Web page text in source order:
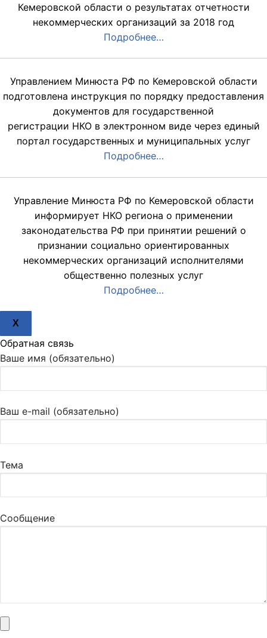
Кемеровской области о результатах отчетности
некоммерческих организаций за 2018 год
Подробнее…
Управлением Минюста РФ по Кемеровской области
подготовлена инструкция по порядку предоставления
документов для государственной
регистрации НКО в электронном виде через единый
портал государственных и муниципальных услуг
Подробнее…
Управление Минюста РФ по Кемеровской области
информирует НКО региона о применении
законодательства РФ при принятии решений о
признании социально ориентированных
некоммерческих организаций исполнителями
общественно полезных услуг
Подробнее…
X
Обратная связь
Ваше имя (обязательно)
Ваш e-mail (обязательно)
Тема
Сообщение